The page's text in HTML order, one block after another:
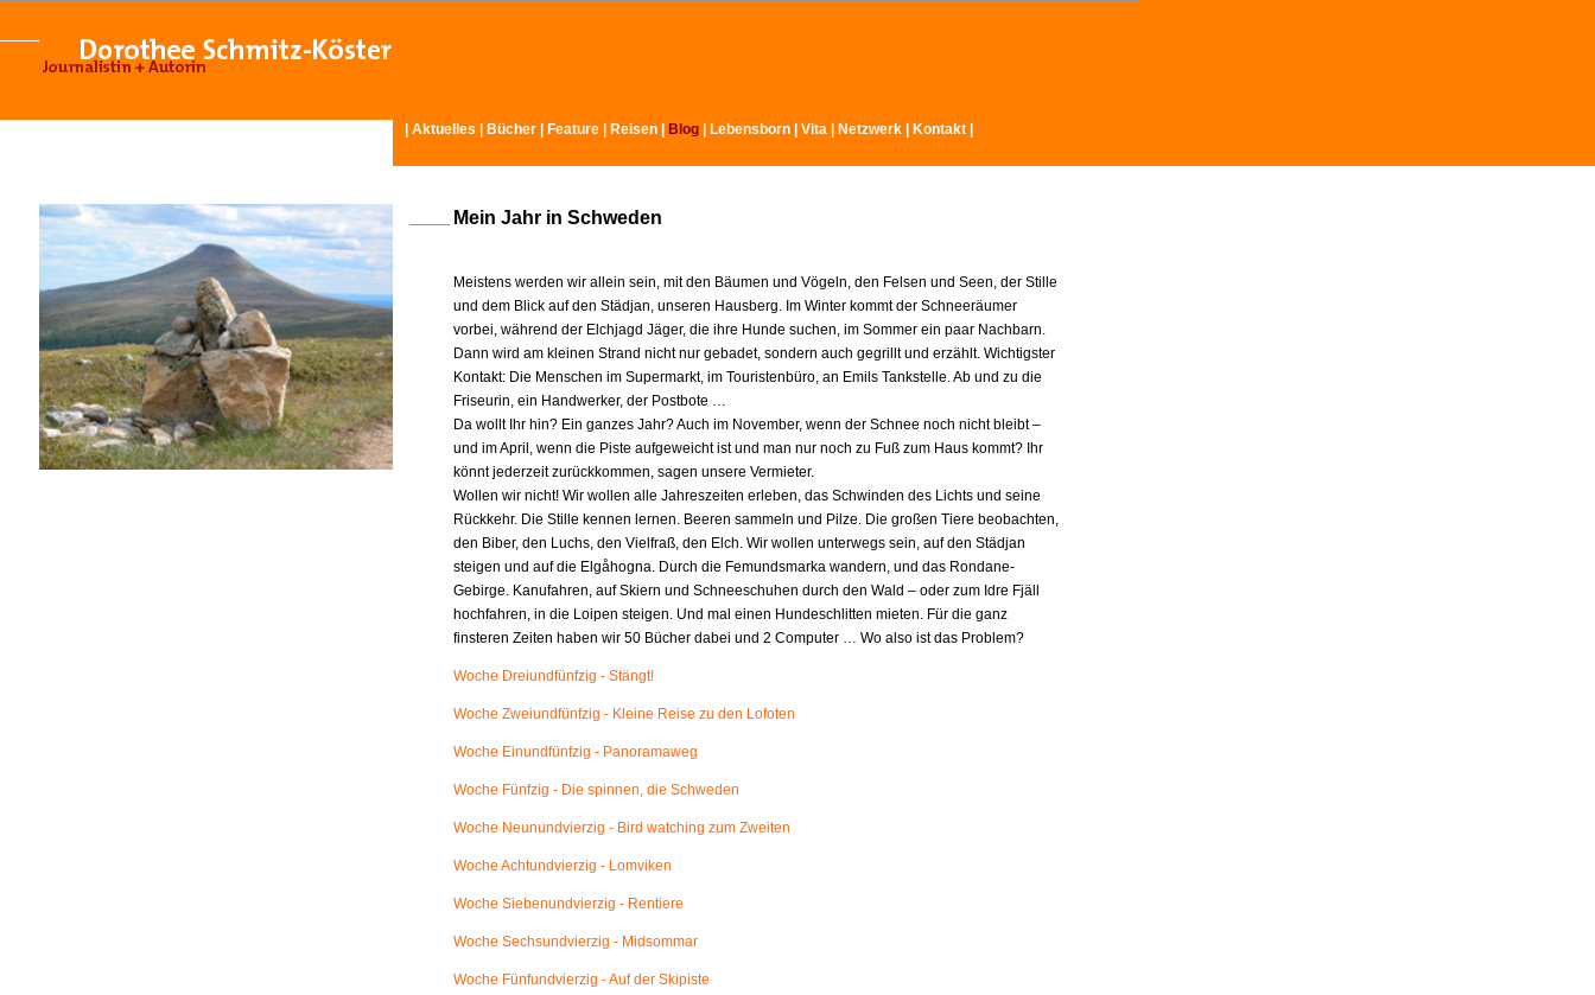
Aktuelles Bücher Feature Reisen Blog Lebensborn Vita Netzwerk Kontakt
Mein Jahr in Schweden
Meistens werden wir allein sein, mit den Bäumen und Vögeln, den Felsen und Seen, der Stille
und dem Blick auf den Städjan, unseren Hausberg. Im Winter kommt der Schneeräumer
vorbei, während der Elchjagd Jäger, die ihre Hunde suchen, im Sommer ein paar Nachbarn.
Dann wird am kleinen Strand nicht nur gebadet, sondern auch gegrillt und erzählt. Wichtigster
Kontakt: Die Menschen im Supermarkt, im Touristenbüro, an Emils Tankstelle. Ab und zu die
Friseurin, ein Handwerker, der Postbote …
Da wollt Ihr hin? Ein ganzes Jahr? Auch im November, wenn der Schnee noch nicht bleibt –
und im April, wenn die Piste aufgeweicht ist und man nur noch zu Fuß zum Haus kommt? Ihr
könnt jederzeit zurückkommen, sagen unsere Vermieter.
Wollen wir nicht! Wir wollen alle Jahreszeiten erleben, das Schwinden des Lichts und seine
Rückkehr. Die Stille kennen lernen. Beeren sammeln und Pilze. Die großen Tiere beobachten,
den Biber, den Luchs, den Vielfraß, den Elch. Wir wollen unterwegs sein, auf den Städjan
steigen und auf die Elgåhogna. Durch die Femundsmarka wandern, und das Rondane-
Gebirge. Kanufahren, auf Skiern und Schneeschuhen durch den Wald – oder zum Idre Fjäll
hochfahren, in die Loipen steigen. Und mal einen Hundeschlitten mieten. Für die ganz
finsteren Zeiten haben wir 50 Bücher dabei und 2 Computer … Wo also ist das Problem?
Woche Dreiundfünfzig - Stängt!
Woche Zweiundfünfzig - Kleine Reise zu den Lofoten
Woche Einundfünfzig - Panoramaweg
Woche Fünfzig - Die spinnen, die Schweden
Woche Neunundvierzig - Bird watching zum Zweiten
Woche Achtundvierzig - Lomviken
Woche Siebenundvierzig - Rentiere
Woche Sechsundvierzig - Midsommar
Woche Fünfundvierzig - Auf der Skipiste